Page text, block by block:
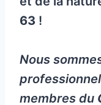
63 !
Nous
membres du